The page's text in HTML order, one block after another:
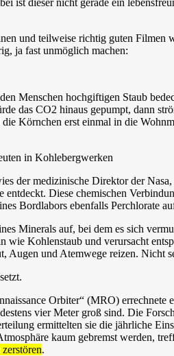
und teilweise richtig guten Filmen
ja fast unmöglich machen:
Menschen hochgiftigen Staub
das CO2 hinaus gepumpt, dann
Körnchen erst einmal in die
in Kohlebergwerken
der medizinische Direktor der
entdeckt. Diese chemischen
Bordlabors ebenfalls Perchlorate
Minerals auf, bei dem es sich
wie Kohlenstaub und verursacht
Augen und Atemwege reizen. Nicht
Orbiter“ (MRO)
vier Meter groß sind. Die
ermittelten sie die jährliche
kaum gebremst werden,
.